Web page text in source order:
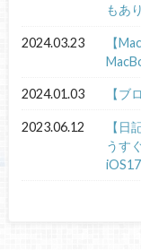
もあ
2024.03.23
【
2024.01.03 【ブ
2023.06.12
【日
うす